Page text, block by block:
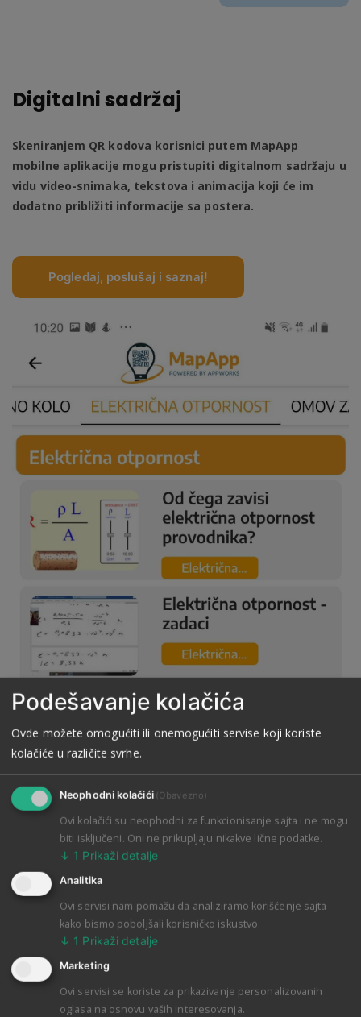
Podešavanje kolačića
Ovde možete omogućiti ili onemogućiti servise koji koriste
kolačiće u različite svrhe.
Neophodni kolačići (Obavezno)
Ovi kolačići su neophodni za funkcionisanje sajta i ne mogu
biti isključeni. Oni ne prikupljaju nikakve lične podatke.
↓ 1 Prikaži detalje
Analitika
Ovi servisi nam pomažu da analiziramo korišćenje sajta
kako bismo poboljšali korisničko iskustvo.
↓ 1 Prikaži detalje
Marketing
Ovi servisi se koriste za prikazivanje personalizovanih
oglasa na osnovu vaših interesovanja.
Digitalni sadržaj
Skeniranjem QR kodova korisnici putem MapApp
mobilne aplikacije mogu pristupiti digitalnom sadržaju u
vidu video-snimaka, tekstova i animacija koji će im
dodatno približiti informacije sa postera.
Pogledaj, poslušaj i saznaj!